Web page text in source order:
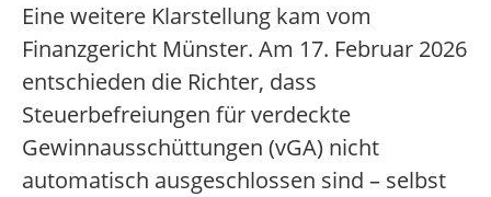
Eine weitere Klarstellung kam vom
Finanzgericht Münster. Am 17. Februar 2026
entschieden die Richter, dass
Steuerbefreiungen für verdeckte
Gewinnausschüttungen (vGA) nicht
automatisch ausgeschlossen sind – selbst